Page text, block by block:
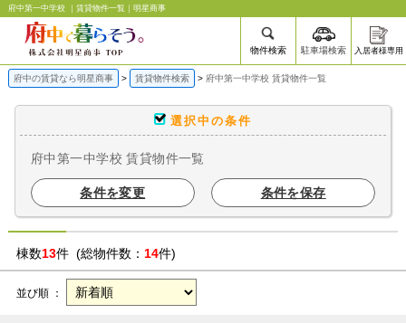
府中第一中学校 ｜賃貸物件一覧｜明星商事
物件検索 駐車場検索 入居者様専用
府中の賃貸なら明星商事 賃貸物件検索 府中第一中学校 賃貸物件一覧
選択中の条件
府中第一中学校 賃貸物件一覧
条件を変更 条件を保存
棟数13件 (総物件数： 14件)
並び順 ：